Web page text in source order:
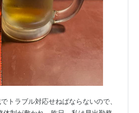
トラブル対応せねばならないので、